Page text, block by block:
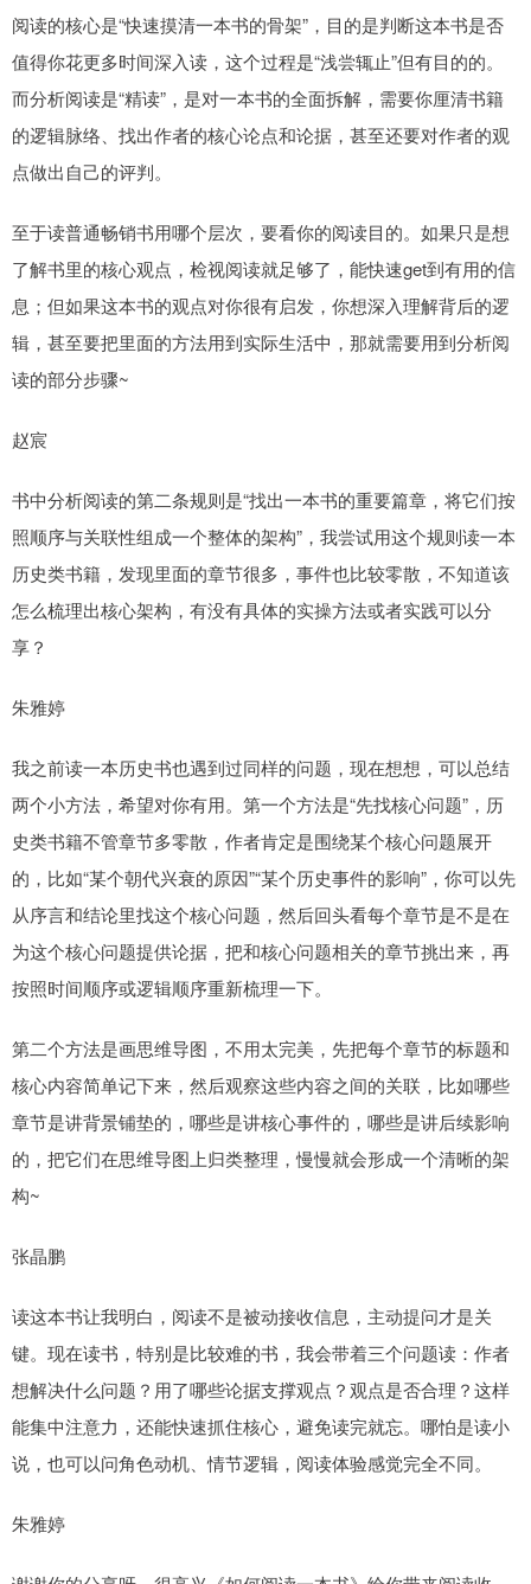
阅读的核心是“快速摸清一本书的骨架”，目的是判断这本书是否
值得你花更多时间深入读，这个过程是“浅尝辄止”但有目的的。
而分析阅读是“精读”，是对一本书的全面拆解，需要你厘清书籍
的逻辑脉络、找出作者的核心论点和论据，甚至还要对作者的观
点做出自己的评判。
至于读普通畅销书用哪个层次，要看你的阅读目的。如果只是想
了解书里的核心观点，检视阅读就足够了，能快速get到有用的信
息；但如果这本书的观点对你很有启发，你想深入理解背后的逻
辑，甚至要把里面的方法用到实际生活中，那就需要用到分析阅
读的部分步骤~
赵宸
书中分析阅读的第二条规则是“找出一本书的重要篇章，将它们按
照顺序与关联性组成一个整体的架构”，我尝试用这个规则读一本
历史类书籍，发现里面的章节很多，事件也比较零散，不知道该
怎么梳理出核心架构，有没有具体的实操方法或者实践可以分
享？
朱雅婷
我之前读一本历史书也遇到过同样的问题，现在想想，可以总结
两个小方法，希望对你有用。第一个方法是“先找核心问题”，历
史类书籍不管章节多零散，作者肯定是围绕某个核心问题展开
的，比如“某个朝代兴衰的原因”“某个历史事件的影响”，你可以先
从序言和结论里找这个核心问题，然后回头看每个章节是不是在
为这个核心问题提供论据，把和核心问题相关的章节挑出来，再
按照时间顺序或逻辑顺序重新梳理一下。
第二个方法是画思维导图，不用太完美，先把每个章节的标题和
核心内容简单记下来，然后观察这些内容之间的关联，比如哪些
章节是讲背景铺垫的，哪些是讲核心事件的，哪些是讲后续影响
的，把它们在思维导图上归类整理，慢慢就会形成一个清晰的架
构~
张晶鹏
读这本书让我明白，阅读不是被动接收信息，主动提问才是关
键。现在读书，特别是比较难的书，我会带着三个问题读：作者
想解决什么问题？用了哪些论据支撑观点？观点是否合理？这样
能集中注意力，还能快速抓住核心，避免读完就忘。哪怕是读小
说，也可以问角色动机、情节逻辑，阅读体验感觉完全不同。
朱雅婷